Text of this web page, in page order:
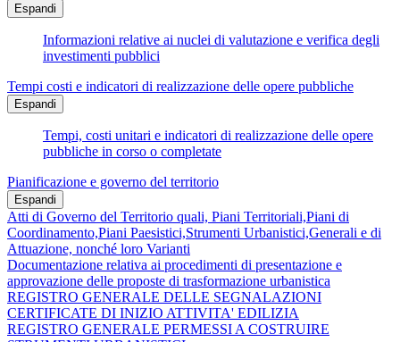
Espandi
Informazioni relative ai nuclei di valutazione e verifica degli
investimenti pubblici
Tempi costi e indicatori di realizzazione delle opere pubbliche
Espandi
Tempi, costi unitari e indicatori di realizzazione delle opere
pubbliche in corso o completate
Pianificazione e governo del territorio
Espandi
Atti di Governo del Territorio quali, Piani Territoriali,Piani di
Coordinamento,Piani Paesistici,Strumenti Urbanistici,Generali e di
Attuazione, nonché loro Varianti
Documentazione relativa ai procedimenti di presentazione e
approvazione delle proposte di trasformazione urbanistica
REGISTRO GENERALE DELLE SEGNALAZIONI
CERTIFICATE DI INIZIO ATTIVITA' EDILIZIA
REGISTRO GENERALE PERMESSI A COSTRUIRE